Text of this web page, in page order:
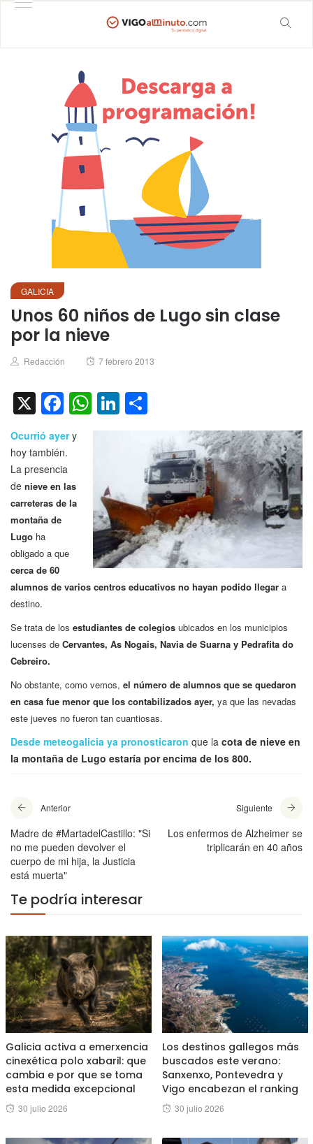
GALICIA
Unos 60 niños de Lugo sin clase
por la nieve
Author
Redacción
Posted
7 febrero 2013
X Facebook
WhatsApp
LinkedIn
Ocurrió ayery
hoy también.
La presencia
de nieve en las
carreteras de la
montaña de
Lugo ha
obligado a que
cerca de 60
alumnos de varios centros educativos no hayan podido llegar a
destino.
Se trata de los estudiantes de colegios ubicados en los municipios
lucenses de Cervantes, As Nogais, Navia de Suarna y Pedrafita do
Cebreiro.
No obstante, como vemos, el número de alumnos que se quedaron
en casa fue menor que los contabilizados ayer, ya que las nevadas
este jueves no fueron tan cuantiosas.
Desde meteogalicia ya pronosticaron que la cota de nieve en
la montaña de Lugo estaría por encima de los 800.
Anterior
Madre de #MartadelCastillo: "Si
no me pueden devolver el
cuerpo de mi hija, la Justicia
está muerta"
Siguiente
Los enfermos de Alzheimer se
triplicarán en 40 años
Te podría interesar
Galicia activa a emerxencia
cinexética polo xabaril: que
cambia e por que se toma
esta medida excepcional
Posted
30 julio 2026
Los destinos gallegos más
buscados este verano:
Sanxenxo, Pontevedra y
Vigo encabezan el ranking
Posted
30 julio 2026